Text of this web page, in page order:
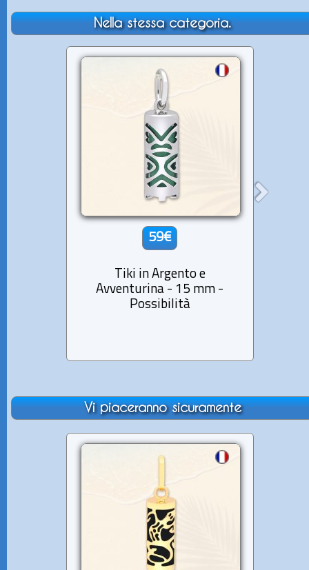
Nella stessa categoria.
59€
Tiki in Argento e
Avventurina - 15 mm -
Possibilità
Vi piaceranno sicuramente